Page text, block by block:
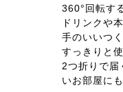
360°回転す
ドリンクや
手のいいつ
すっきりと
2つ折りで届
いお部屋に